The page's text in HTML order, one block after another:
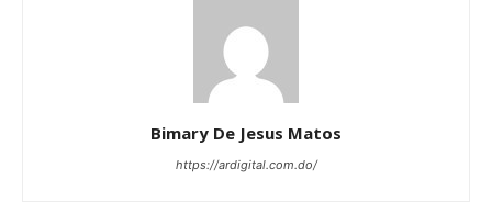
Bimary De Jesus Matos
https://ardigital.com.do/